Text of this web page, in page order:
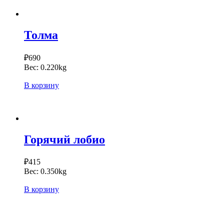
Толма
₽690
Вес: 0.220kg
В корзину
Горячий лобио
₽415
Вес: 0.350kg
В корзину